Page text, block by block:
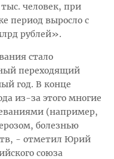
тыс. человек, при
период выросло с
рублей».
стало
переходящий
год. В конце
из-за этого многие
(например,
болезнью
- отметил Юрий
союза